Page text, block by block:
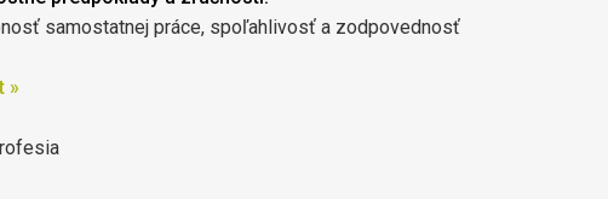
samostatnej práce, spoľahlivosť a zodpovednosť
»